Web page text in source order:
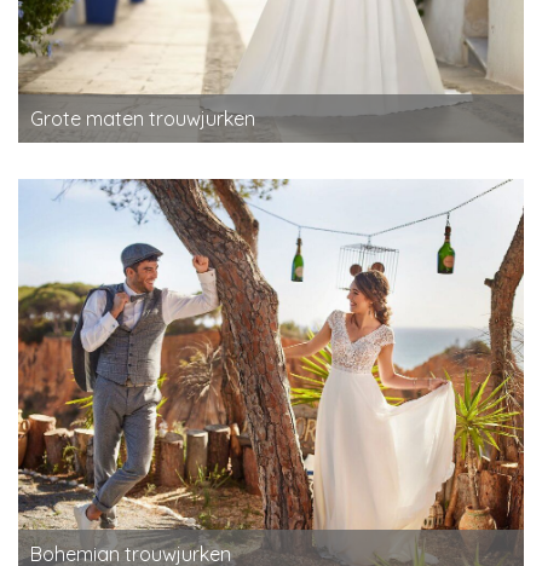
Grote maten trouwjurken
Bohemian trouwjurken